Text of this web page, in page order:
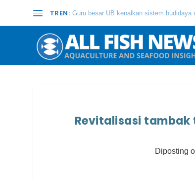
TREN: Guru besar UB kenalkan sistem budidaya
Revitalisasi tambak
Diposting